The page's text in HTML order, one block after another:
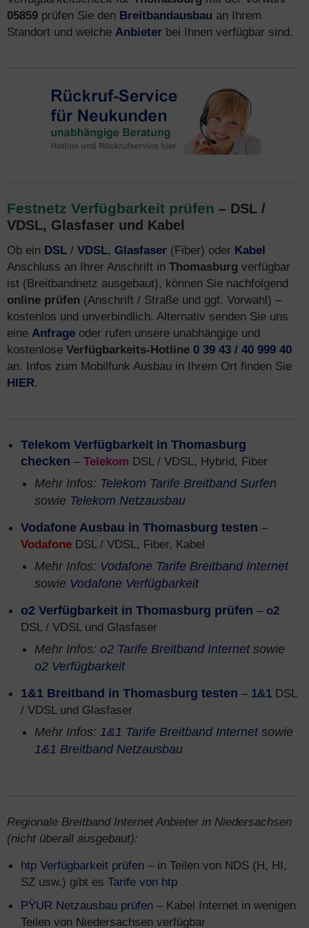
05859 prüfen Sie den Breitbandausbau an Ihrem
Standort und welche Anbieter bei Ihnen verfügbar sind.
Festnetz Verfügbarkeit prüfen – DSL /
VDSL, Glasfaser und Kabel
Ob ein DSL / VDSL, Glasfaser (Fiber) oder Kabel
Anschluss an Ihrer Anschrift in Thomasburg verfügbar
ist (Breitbandnetz ausgebaut), können Sie nachfolgend
online prüfen (Anschrift / Straße und ggf. Vorwahl) –
kostenlos und unverbindlich. Alternativ senden Sie uns
eine Anfrage oder rufen unsere unabhängige und
kostenlose Verfügbarkeits-Hotline 0 39 43 / 40 999 40
an. Infos zum Mobilfunk Ausbau in Ihrem Ort finden Sie
HIER.
Telekom Verfügbarkeit in Thomasburg
checken – Telekom DSL / VDSL, Hybrid, Fiber
Mehr Infos: Telekom Tarife Breitband Surfen
sowie Telekom Netzausbau
Vodafone Ausbau in Thomasburg testen –
Vodafone DSL / VDSL, Fiber, Kabel
Mehr Infos: Vodafone Tarife Breitband Internet
sowie Vodafone Verfügbarkeit
o2 Verfügbarkeit in Thomasburg prüfen – o2
DSL / VDSL und Glasfaser
Mehr Infos: o2 Tarife Breitband Internetsowie
o2 Verfügbarkeit
1&1 Breitband in Thomasburg testen – 1&1 DSL
/ VDSL und Glasfaser
Mehr Infos: 1&1 Tarife Breitband Internetsowie
1&1 Breitband Netzausbau
Regionale Breitband Internet Anbieter in Niedersachsen
(nicht überall ausgebaut):
htp Verfügbarkeit prüfen – in Teilen von NDS (H, HI,
SZ usw.) gibt es Tarife von htp
PŸUR Netzausbau prüfen – Kabel Internet in wenigen
Teilen von Niedersachsen verfügbar